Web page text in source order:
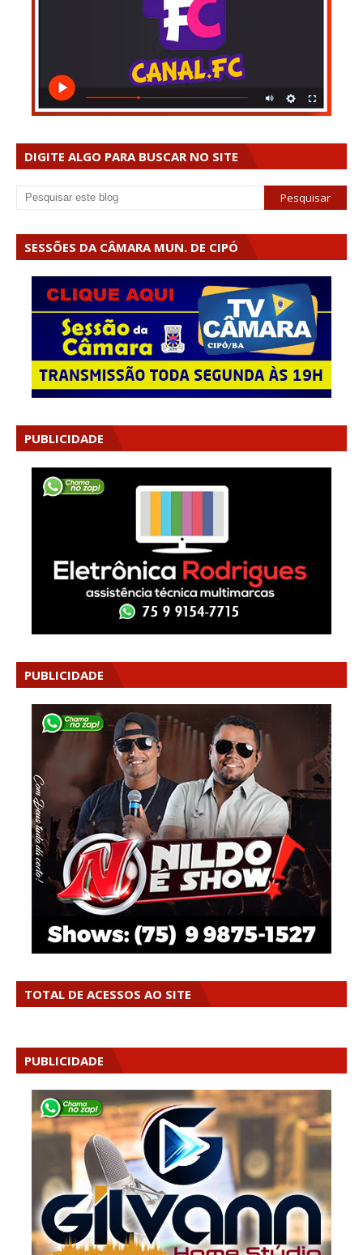
DIGITE ALGO PARA BUSCAR NO SITE
SESSÕES DA CÂMARA MUN. DE CIPÓ
PUBLICIDADE
PUBLICIDADE
TOTAL DE ACESSOS AO SITE
PUBLICIDADE